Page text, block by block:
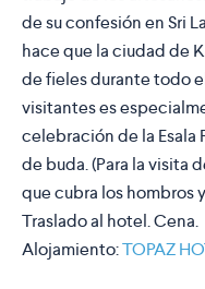
de su confesión en Sri
hace que la ciudad de
de fieles durante todo
visitantes es
celebración de la Esala
de buda. (Para la visita
que cubra los hombros
Traslado al hotel. Cena.
Alojamiento:TOPAZ